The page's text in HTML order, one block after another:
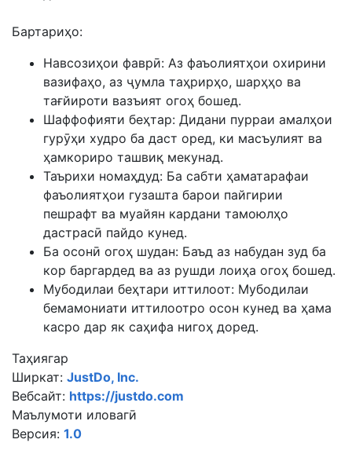
Бартариҳо:
Навсозиҳои фаврӣ: Аз фаъолиятҳои охирини
вазифаҳо, аз ҷумла таҳрирҳо, шарҳҳо ва
тағйироти вазъият огоҳ бошед.
Шаффофияти беҳтар: Дидани пурраи амалҳои
гурӯҳи худро ба даст оред, ки масъулият ва
ҳамкориро ташвиқ мекунад.
Таърихи номаҳдуд: Ба сабти ҳаматарафаи
фаъолиятҳои гузашта барои пайгирии
пешрафт ва муайян кардани тамоюлҳо
дастрасӣ пайдо кунед.
Ба осонӣ огоҳ шудан: Баъд аз набудан зуд ба
кор баргардед ва аз рушди лоиҳа огоҳ бошед.
Мубодилаи беҳтари иттилоот: Мубодилаи
бемамониати иттилоотро осон кунед ва ҳама
касро дар як саҳифа нигоҳ доред.
Таҳиягар
Ширкат: JustDo, Inc.
Вебсайт: https://justdo.com
Маълумоти иловагӣ
Версия: 1.0